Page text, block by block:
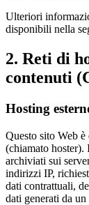
Ulteriori
disponibili nella
2. Reti di
contenuti
Hosting
Questo sito Web
(chiamato hoster).
archiviati sui
indirizzi IP,
dati contrattuali,
dati generati da un